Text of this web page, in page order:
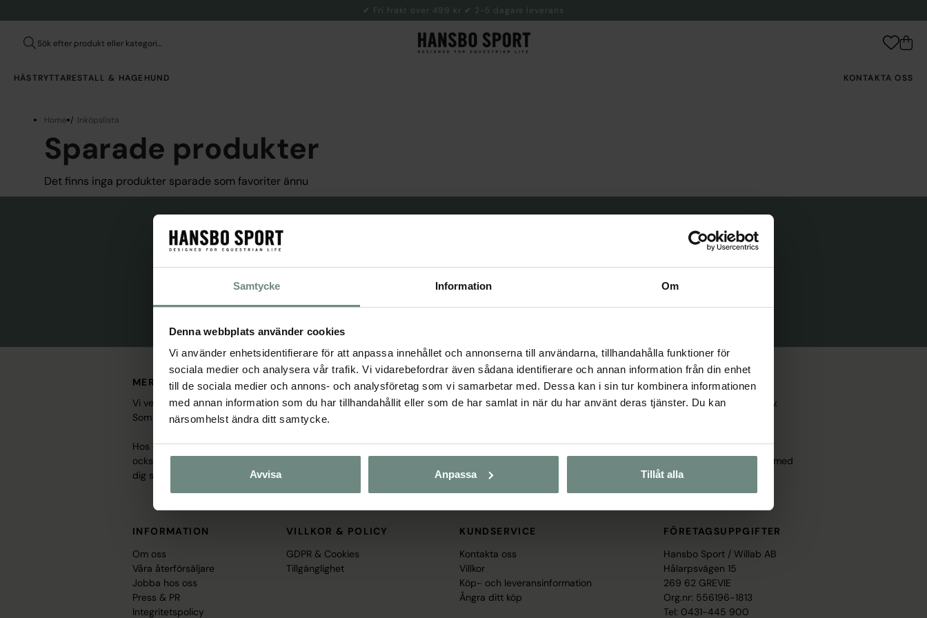
Samtycke Information Om
Denna webbplats använder cookies
Vi använder enhetsidentifierare för att anpassa innehållet och annonserna till användarna, tillhandahålla funktioner för
sociala medier och analysera vår trafik. Vi vidarebefordrar även sådana identifierare och annan information från din enhet
till de sociala medier och annons- och analysföretag som vi samarbetar med. Dessa kan i sin tur kombinera informationen
med annan information som du har tillhandahållit eller som de har samlat in när du har använt deras tjänster. Du kan
närsomhelst ändra ditt samtycke.
Avvisa Anpassa Tillåt alla
✔ Fri frakt över 499 kr ✔ 2-5 dagars leverans
HÄSTRYTTARESTALL & HAGE HUND KONTAKTA OSS
Home Inköpslista
Sparade produkter
Det finns inga produkter sparade som favoriter ännu
Få nyheter och information först!
SKICKA
MER ÄN EN HÄSTBUTIK – ETT VARUMÄRKE FÖR HÄSTÄLSKARE
Vi vet att hästar inte bara är ett intresse, det är en livsstil. Därför skapar vi produkter som möter vardagens behov, lika mycket som sportens krav.
Som både ridsportbutik och varumärke erbjuder vi utrustning som passar ryttare på alla nivåer och hästar i alla åldrar.
Hos oss hittar du noggrant utvecklade produkter för både häst och ryttare. Vi brinner för kvalitet, funktion och design och våra produkter säljs
också genom utvalda återförsäljare runt om i landet. Vi står stadigt i traditionen men blickar alltid framåt. Vårt sortiment växer med sporten och med
dig som ryttare. Välkommen till en hästaffär och ett varumärke som delar din passion, både online och i stallet.
INFORMATION
Om oss
Våra återförsäljare
Jobba hos oss
Press & PR
Integritetspolicy
VILLKOR & POLICY
GDPR & Cookies
Tillgänglighet
KUNDSERVICE
Kontakta oss
Villkor
Köp- och leveransinformation
Ångra ditt köp
FÖRETAGSUPPGIFTER
Hansbo Sport / Willab AB
Hålarpsvägen 15
269 62 GREVIE
Org.nr: 556196-1813
Tel: 0431-445 900